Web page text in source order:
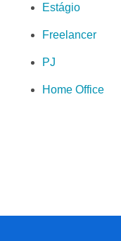
Estágio
Freelancer
PJ
Home Office